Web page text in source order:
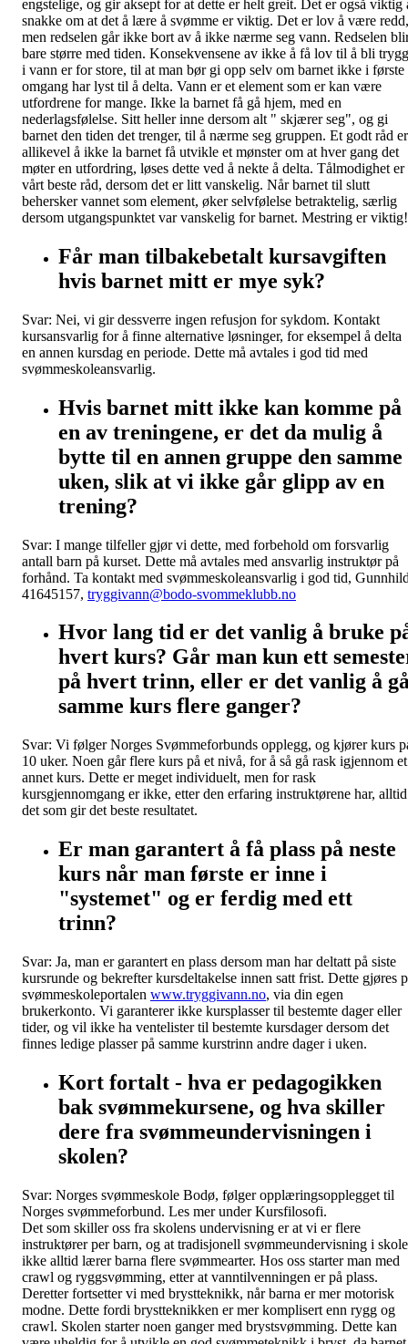
engstelige, og gir aksept for at dette er helt greit. Det er også viktig
snakke om at det å lære å svømme er viktig. Det er lov å være redd,
men redselen går ikke bort av å ikke nærme seg vann. Redselen
bare større med tiden. Konsekvensene av ikke å få lov til å bli trygg
i vann er for store, til at man bør gi opp selv om barnet ikke i første
omgang har lyst til å delta. Vann er et element som er kan være
utfordrene for mange. Ikke la barnet få gå hjem, med en
nederlagsfølelse. Sitt heller inne dersom alt " skjærer seg", og gi
barnet den tiden det trenger, til å nærme seg gruppen. Et godt råd er
allikevel å ikke la barnet få utvikle et mønster om at hver gang det
møter en utfordring, løses dette ved å nekte å delta. Tålmodighet er
vårt beste råd, dersom det er litt vanskelig. Når barnet til slutt
behersker vannet som element, øker selvfølelse betraktelig, særlig
dersom utgangspunktet var vanskelig for barnet. Mestring er viktig!
Får man tilbakebetalt kursavgiften
hvis barnet mitt er mye syk?
Svar: Nei, vi gir dessverre ingen refusjon for sykdom. Kontakt
kursansvarlig for å finne alternative løsninger, for eksempel å delta
en annen kursdag en periode. Dette må avtales i god tid med
svømmeskoleansvarlig.
Hvis barnet mitt ikke kan komme på
en av treningene, er det da mulig å
bytte til en annen gruppe den samme
uken, slik at vi ikke går glipp av en
trening?
Svar: I mange tilfeller gjør vi dette, med forbehold om forsvarlig
antall barn på kurset. Dette må avtales med ansvarlig instruktør på
forhånd. Ta kontakt med svømmeskoleansvarlig i god tid,
41645157, tryggivann@bodo-svommeklubb.no
Hvor lang tid er det vanlig å bruke
hvert kurs? Går man kun ett
på hvert trinn, eller er det vanlig å
samme kurs flere ganger?
Svar: Vi følger Norges Svømmeforbunds opplegg, og kjører kurs
10 uker. Noen går flere kurs på et nivå, for å så gå rask igjennom et
annet kurs. Dette er meget individuelt, men for rask
kursgjennomgang er ikke, etter den erfaring instruktørene har, alltid
det som gir det beste resultatet.
Er man garantert å få plass på neste
kurs når man første er inne i
"systemet" og er ferdig med ett
trinn?
Svar: Ja, man er garantert en plass dersom man har deltatt på siste
kursrunde og bekrefter kursdeltakelse innen satt frist. Dette gjøres
svømmeskoleportalen www.tryggivann.no, via din egen
brukerkonto. Vi garanterer ikke kursplasser til bestemte dager eller
tider, og vil ikke ha ventelister til bestemte kursdager dersom det
finnes ledige plasser på samme kurstrinn andre dager i uken.
Kort fortalt - hva er pedagogikken
bak svømmekursene, og hva skiller
dere fra svømmeundervisningen i
skolen?
Svar: Norges svømmeskole Bodø, følger opplæringsopplegget til
Norges svømmeforbund. Les mer under Kursfilosofi.
Det som skiller oss fra skolens undervisning er at vi er flere
instruktører per barn, og at tradisjonell svømmeundervisning i
ikke alltid lærer barna flere svømmearter. Hos oss starter man med
crawl og ryggsvømming, etter at vanntilvenningen er på plass.
Deretter fortsetter vi med brystteknikk, når barna er mer motorisk
modne. Dette fordi brystteknikken er mer komplisert enn rygg og
crawl. Skolen starter noen ganger med brystsvømming. Dette kan